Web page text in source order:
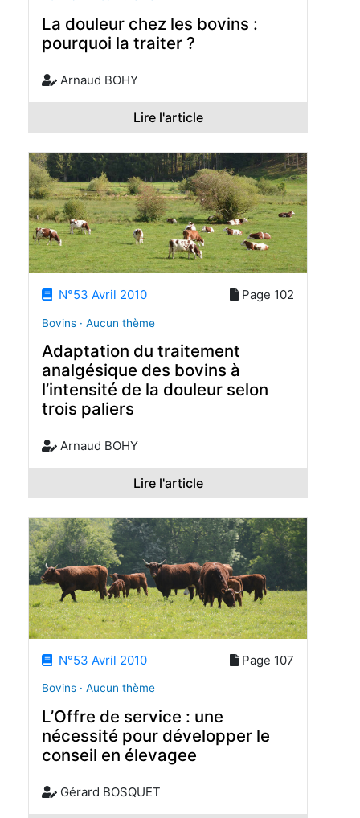
La douleur chez les bovins :
pourquoi la traiter ?
Arnaud BOHY
Lire l'article
N°53 Avril 2010 Page 102
Bovins · Aucun thème
Adaptation du traitement
analgésique des bovins à
l’intensité de la douleur selon
trois paliers
Arnaud BOHY
Lire l'article
N°53 Avril 2010 Page 107
Bovins · Aucun thème
L’Offre de service : une
nécessité pour développer le
conseil en élevagee
Gérard BOSQUET